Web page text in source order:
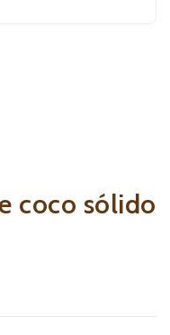
coco sólido